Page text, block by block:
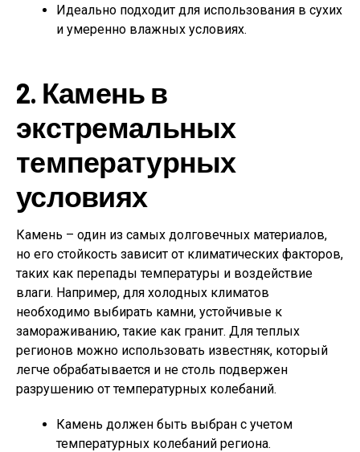
Идеально подходит для использования в сухих
и умеренно влажных условиях.
2. Камень в
экстремальных
температурных
условиях
Камень – один из самых долговечных материалов,
но его стойкость зависит от климатических факторов,
таких как перепады температуры и воздействие
влаги. Например, для холодных климатов
необходимо выбирать камни, устойчивые к
замораживанию, такие как гранит. Для теплых
регионов можно использовать известняк, который
легче обрабатывается и не столь подвержен
разрушению от температурных колебаний.
Камень должен быть выбран с учетом
температурных колебаний региона.